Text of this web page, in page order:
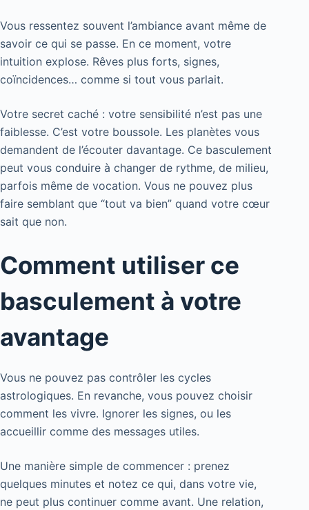
Vous ressentez souvent l’ambiance avant même de
savoir ce qui se passe. En ce moment, votre
intuition explose. Rêves plus forts, signes,
coïncidences… comme si tout vous parlait.
Votre secret caché : votre sensibilité n’est pas une
faiblesse. C’est votre boussole. Les planètes vous
demandent de l’écouter davantage. Ce basculement
peut vous conduire à changer de rythme, de milieu,
parfois même de vocation. Vous ne pouvez plus
faire semblant que “tout va bien” quand votre cœur
sait que non.
Comment utiliser ce
basculement à votre
avantage
Vous ne pouvez pas contrôler les cycles
astrologiques. En revanche, vous pouvez choisir
comment les vivre. Ignorer les signes, ou les
accueillir comme des messages utiles.
Une manière simple de commencer : prenez
quelques minutes et notez ce qui, dans votre vie,
ne peut plus continuer comme avant. Une relation,